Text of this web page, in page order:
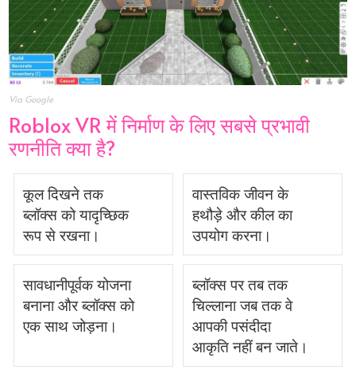
Via Google
Roblox VR में निर्माण के लिए सबसे प्रभावी
रणनीति क्या है?
कूल दिखने तक
ब्लॉक्स को यादृच्छिक
रूप से रखना।
वास्तविक जीवन के
हथौड़े और कील का
उपयोग करना।
सावधानीपूर्वक योजना
बनाना और ब्लॉक्स को
एक साथ जोड़ना।
ब्लॉक्स पर तब तक
चिल्लाना जब तक वे
आपकी पसंदीदा
आकृति नहीं बन जाते।